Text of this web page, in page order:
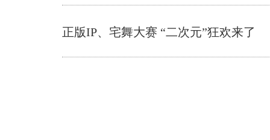
正版IP、宅舞大赛 “二次元”狂欢来了